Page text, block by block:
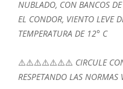
NUBLADO, CON BANCOS
EL CONDOR, VIENTO LEVE
TEMPERATURA DE 12° C
⚠️⚠️⚠️⚠️⚠️⚠️⚠️ CIRCULE
RESPETANDO LAS NORMAS